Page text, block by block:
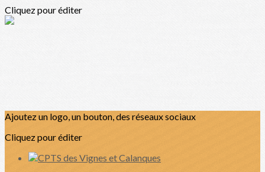
Cliquez pour éditer
Ajoutez un logo, un bouton, des réseaux sociaux
Cliquez pour éditer